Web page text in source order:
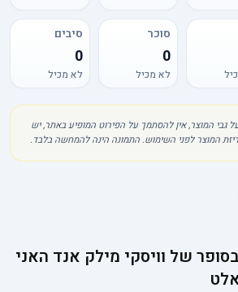
סוכר
0
לא מכיל
סיבים
0
לא מכיל
גבי המוצר, אין להסתמך על הפירוט המופיע באתר, יש
המוצר לפני השימוש. התמונה הינה להמחשה בלבד.
של וויסקי מילק אנד האני